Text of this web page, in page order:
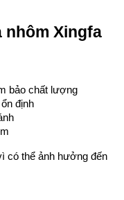
nhôm Xingfa
bảo chất lượng
định
có thể ảnh hưởng đến